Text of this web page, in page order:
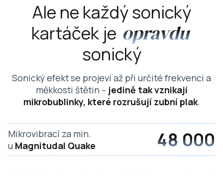
Ale ne každý sonický
kartáček je opravdu
sonický
Sonický efekt se projeví až při určité frekvenci a
měkkosti štětin – jedině tak vznikají
mikrobublinky, které rozrušují zubní plak.
Mikrovibrací za min.
u Magnitudal Quake
0
2
4
5
3
4
6
8
9
000